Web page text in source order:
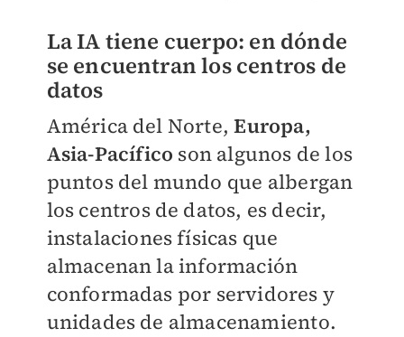
La IA tiene cuerpo: en dónde
se encuentran los centros de
datos
América del Norte,Europa,
Asia-Pacífico son algunos de los
puntos del mundo que albergan
los centros de datos, es decir,
instalaciones físicas que
almacenan la información
conformadas por servidores y
unidades de almacenamiento.